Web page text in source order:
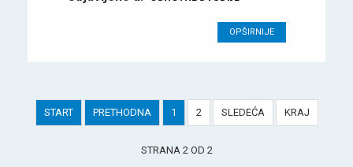
OPŠIRNIJE
START PRETHODNA 1 2 SLEDEĆA KRAJ
STRANA 2 OD 2